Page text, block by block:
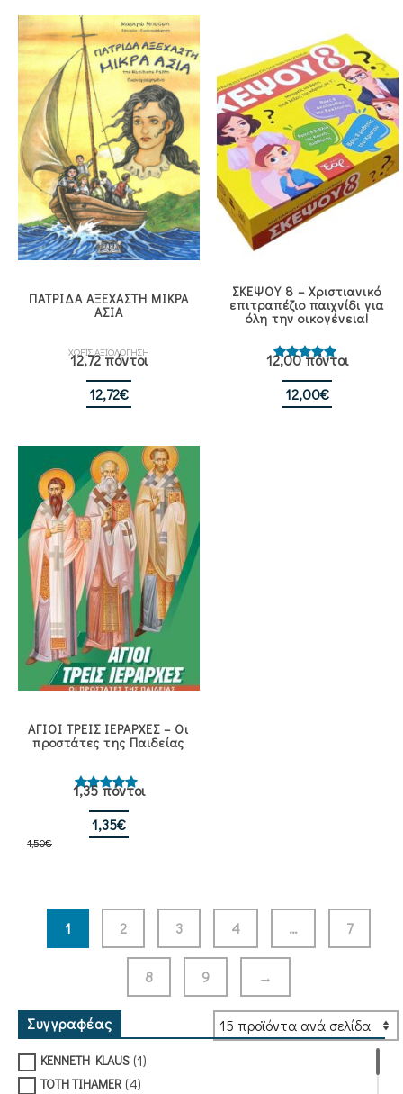
ΠΑΤΡΙΔΑ ΑΞΕΧΑΣΤΗ ΜΙΚΡΑ
ΑΣΙΑ
ΧΩΡΙΣ ΑΞΙΟΛΟΓΗΣΗ
12,72 πόντοι
12,72€
ΣΚΕΨΟΥ 8 – Χριστιανικό
επιτραπέζιο παιχνίδι για
όλη την οικογένεια!
Βαθμολογήθηκε
με5.00
από 5
12,00 πόντοι
12,00€
ΑΓΙΟΙ ΤΡΕΙΣ ΙΕΡΑΡΧΕΣ – Οι
προστάτες της Παιδείας
Βαθμολογήθηκε
με5.00
από 5
1,35 πόντοι
1,50€
Original
1,35€
1,35€.
1
2 3 4 … 7
8 9 →
Συγγραφέας
KENNETH KLAUS (1)
TOTH TIHAMER (4)